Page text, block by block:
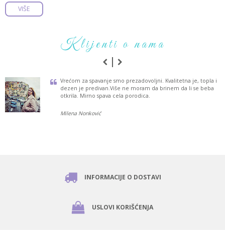
VIŠE
Klijenti o nama
Vrećom za spavanje smo prezadovoljni. Kvalitetna je, topla i
dezen je predivan.Više ne moram da brinem da li se beba
otkrila. Mirno spava cela porodica.
Milena Nonković
INFORMACIJE O DOSTAVI
USLOVI KORIŠĆENJA